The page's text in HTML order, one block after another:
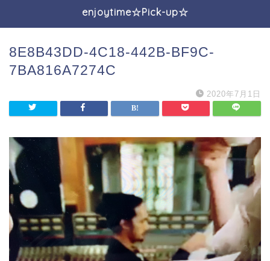
enjoytime☆Pick-up☆
8E8B43DD-4C18-442B-BF9C-
7BA816A7274C
2020年7月1日